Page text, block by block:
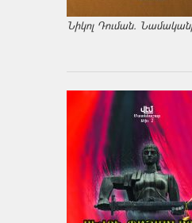
Նիկոլ Դուման.